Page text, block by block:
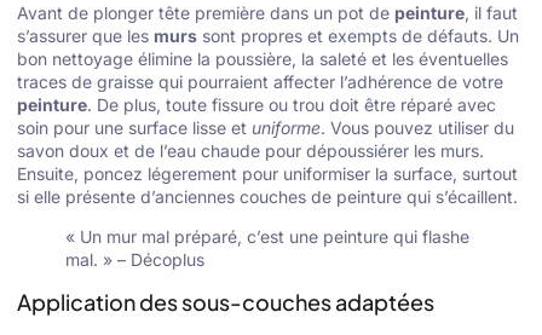
Avant de plonger tête première dans un pot de peinture, il faut
s’assurer que les murs sont propres et exempts de défauts. Un
bon nettoyage élimine la poussière, la saleté et les éventuelles
traces de graisse qui pourraient affecter l’adhérence de votre
peinture. De plus, toute fissure ou trou doit être réparé avec
soin pour une surface lisse et uniforme. Vous pouvez utiliser du
savon doux et de l’eau chaude pour dépoussiérer les murs.
Ensuite, poncez légerement pour uniformiser la surface, surtout
si elle présente d’anciennes couches de peinture qui s’écaillent.
« Un mur mal préparé, c’est une peinture qui flashe
mal. » – Décoplus
Application des sous-couches adaptées